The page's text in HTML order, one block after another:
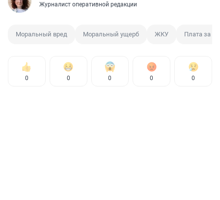
Журналист оперативной редакции
Моральный вред Моральный ущерб ЖКУ Плата за
0 0 0 0 0